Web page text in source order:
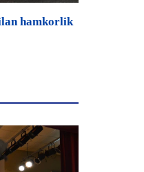
hamkorlik